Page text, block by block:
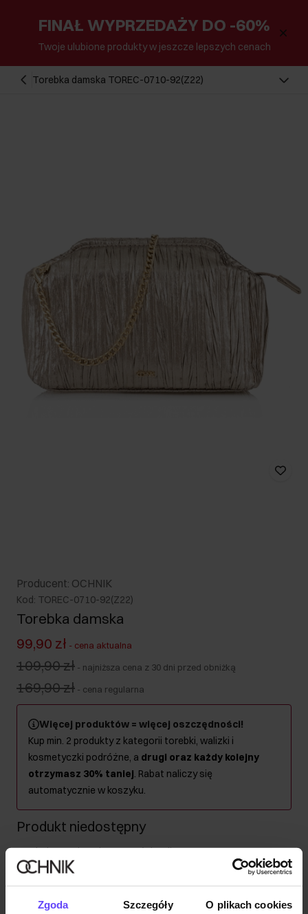
Zgoda Szczegóły O plikach cookies
FINAŁ WYPRZEDAŻY DO -60%
Twoje ulubione produkty w jeszcze lepszych cenach
Torebka damska TOREC-0710-92(Z22)
Producent: OCHNIK
Kod: TOREC-0710-92(Z22)
Torebka damska
99,90 zł - cena aktualna
109,90 zł - najniższa cena z 30 dni przed obniżką
169,90 zł - cena regularna
Więcej produktów = więcej oszczędności!
Kup min. 2 produkty z kategorii torebki, walizki i
kosmetyczki podróżne, a drugi oraz każdy kolejny
otrzymasz 30% taniej. Rabat naliczy się
automatycznie w koszyku.
Produkt niedostępny
Powiadom mnie o dostępności mailem.
Twój adres email